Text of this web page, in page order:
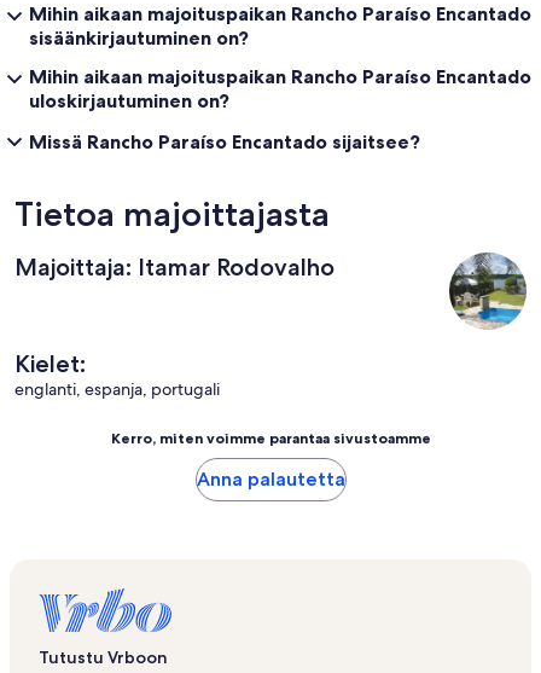
Mihin aikaan majoituspaikan Rancho Paraíso Encantado
sisäänkirjautuminen on?
Mihin aikaan majoituspaikan Rancho Paraíso Encantado
uloskirjautuminen on?
Missä Rancho Paraíso Encantado sijaitsee?
Tietoa majoittajasta
Majoittaja: Itamar Rodovalho
Kielet:
englanti, espanja, portugali
Kerro, miten voimme parantaa sivustoamme
Anna palautetta
Tutustu Vrboon